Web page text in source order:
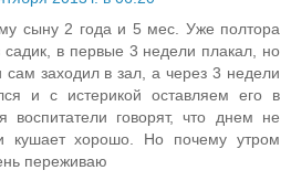
сыну 2 года и 5 мес. Уже полтора
садик, в первые 3 недели плакал, но
сам заходил в зал, а через 3 недели
и с истерикой оставляем его в
воспитатели говорят, что днем не
и кушает хорошо. Но почему утром
переживаю